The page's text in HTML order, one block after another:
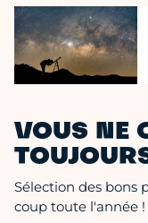
VOUS NE
Sélection des bons
coup toute l'année !